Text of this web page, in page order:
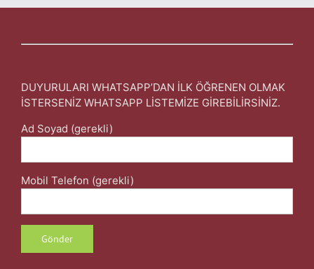
DUYURULARI WHATSAPP’DAN İLK ÖĞRENEN OLMAK
İSTERSENİZ WHATSAPP LİSTEMİZE GİREBİLİRSİNİZ.
Ad Soyad (gerekli)
Mobil Telefon (gerekli)